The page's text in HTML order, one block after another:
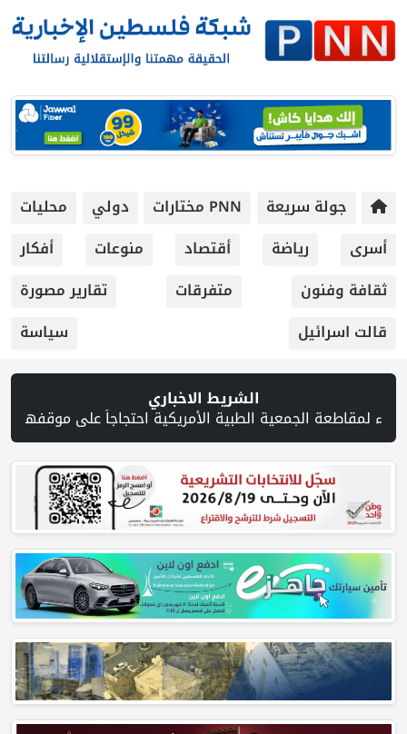
جولة سريعة PNN مختارات دولي
محليات
أسرى
رياضة أقتصاد منوعات
أفكار
ثقافة وفنون
متفرقات
تقارير مصورة
قالت اسرائيل
سياسة
الشريط الاخباري
احتجاجاً على موقفها من غزة | مفاوضات هرمز تتقدم وسط